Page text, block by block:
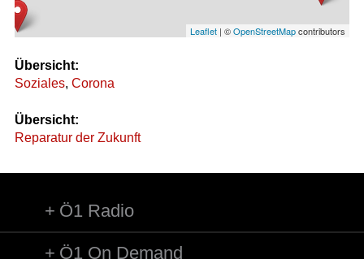
Leaflet | ©OpenStreetMapcontributors
Übersicht:
Soziales, Corona
Übersicht:
Reparatur der Zukunft
Ö1 Radio
Ö1 On Demand